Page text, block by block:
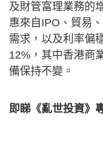
及財管富理業務的
惠來自IPO、貿易
需求，以及利率偏
12%，其中香港商
備保持不變。
即睇《亂世投資》